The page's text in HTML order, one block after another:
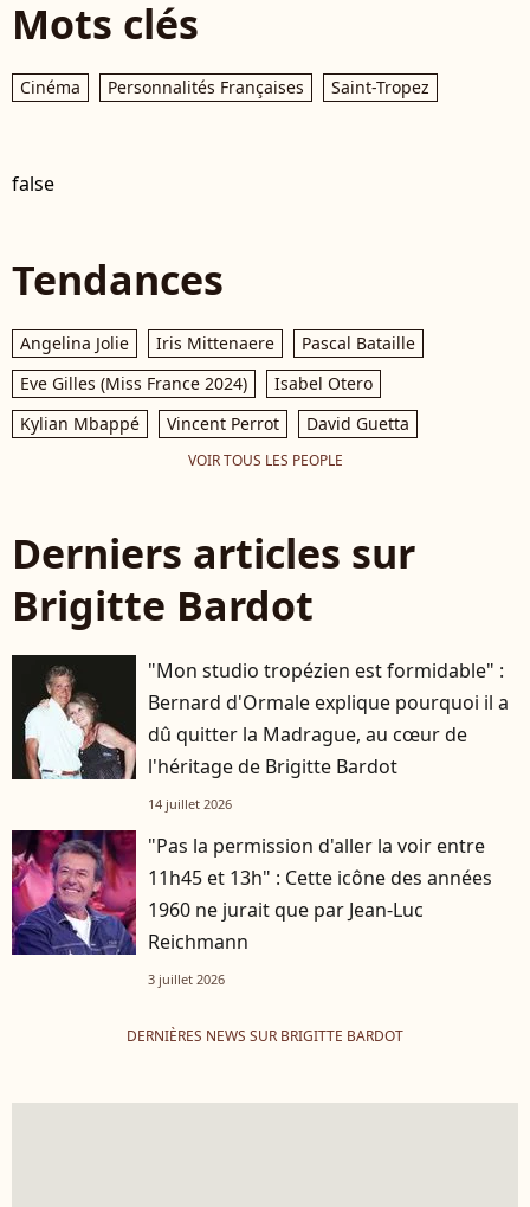
Mots clés
Cinéma Personnalités Françaises Saint-Tropez
false
Tendances
Angelina Jolie Iris Mittenaere
Pascal Bataille
Eve Gilles (Miss France 2024)
Isabel Otero
Kylian Mbappé
Vincent Perrot David Guetta
VOIR TOUS LES PEOPLE
Derniers articles sur
Brigitte Bardot
"Mon studio tropézien est formidable" :
Bernard d'Ormale explique pourquoi il a
dû quitter la Madrague, au cœur de
l'héritage de Brigitte Bardot
14 juillet 2026
"Pas la permission d'aller la voir entre
11h45 et 13h" : Cette icône des années
1960 ne jurait que par Jean-Luc
Reichmann
3 juillet 2026
DERNIÈRES NEWS SUR BRIGITTE BARDOT